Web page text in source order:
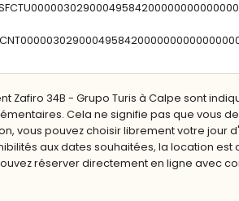
(> 100 kilomètres)
d'un ascenseur.
enfants.
la location de l'appartement
Zafiro 34B - Grupo Turis à Calpe sont
Cela ne signifie pas que vous
vous pouvez choisir librement votre jour
aux dates souhaitées, la location est
réserver directement en ligne avec